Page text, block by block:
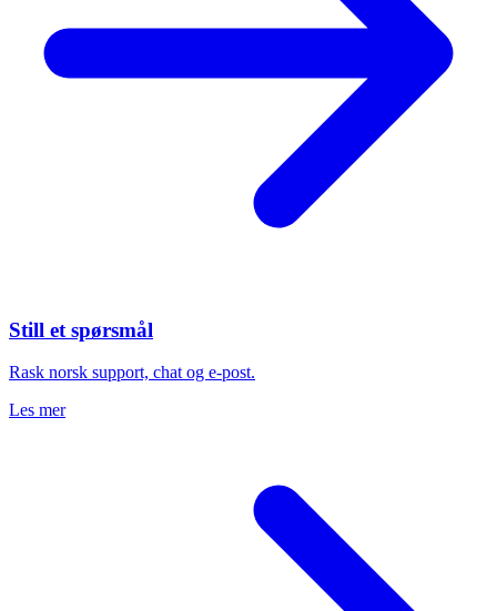
Still et spørsmål
Rask norsk support, chat og e-post.
Les mer